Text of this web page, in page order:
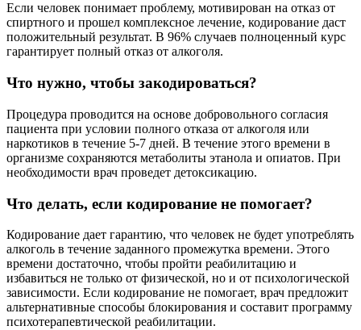
Если человек понимает проблему, мотивирован на отказ от
спиртного и прошел комплексное лечение, кодирование даст
положительный результат. В 96% случаев полноценный курс
гарантирует полный отказ от алкоголя.
Что нужно, чтобы закодироваться?
Процедура проводится на основе добровольного согласия
пациента при условии полного отказа от алкоголя или
наркотиков в течение 5-7 дней. В течение этого времени в
организме сохраняются метаболиты этанола и опиатов. При
необходимости врач проведет детоксикацию.
Что делать, если кодирование не помогает?
Кодирование дает гарантию, что человек не будет употреблять
алкоголь в течение заданного промежутка времени. Этого
времени достаточно, чтобы пройти реабилитацию и
избавиться не только от физической, но и от психологической
зависимости. Если кодирование не помогает, врач предложит
альтернативные способы блокирования и составит программу
психотерапевтической реабилитации.